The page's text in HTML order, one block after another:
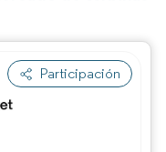
Participación